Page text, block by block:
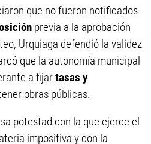
que no fueron notificados
previa a la aprobación
Urquiaga defendió la validez
que la autonomía municipal
a fijartasas y
obras públicas.
potestad con la que ejerce el
impositiva y con la